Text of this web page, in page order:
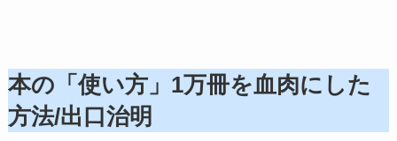
本の「使い方」1万冊を血肉にした
方法/出口治明